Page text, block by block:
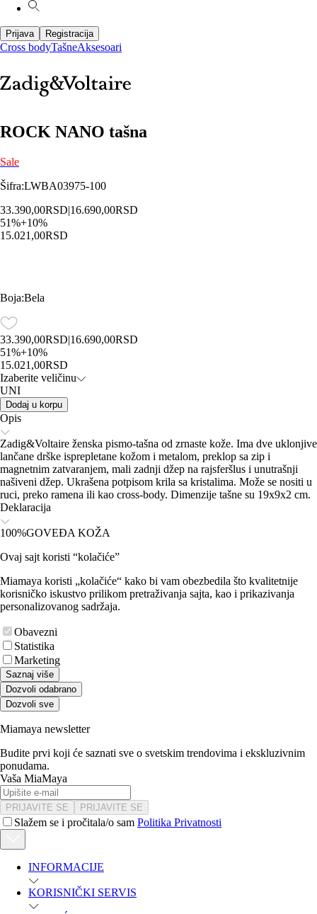
Prijava Registracija
Cross bodyTašneAksesoari
ROCK NANO tašna
Sale
Šifra:LWBA03975-100
33.390,00RSD|16.690,00RSD
51%+10%
15.021,00RSD
Boja:Bela
33.390,00RSD|16.690,00RSD
51%+10%
15.021,00RSD
Izaberite veličinu
UNI
Dodaj u korpu
Opis
Zadig&Voltaire ženska pismo-tašna od zrnaste kože. Ima dve uklonjive
lančane drške isprepletane kožom i metalom, preklop sa zip i
magnetnim zatvaranjem, mali zadnji džep na rajsferšlus i unutrašnji
našiveni džep. Ukrašena potpisom krila sa kristalima. Može se nositi u
ruci, preko ramena ili kao cross-body. Dimenzije tašne su 19x9x2 cm.
Deklaracija
100%GOVEĐA KOŽA
Ovaj sajt koristi “kolačiće”
Miamaya koristi „kolačiće“ kako bi vam obezbedila što kvalitetnije
korisničko iskustvo prilikom pretraživanja sajta, kao i prikazivanja
personalizovanog sadržaja.
Obavezni
Statistika
Marketing
Saznaj više
Dozvoli odabrano
Dozvoli sve
Miamaya newsletter
Budite prvi koji će saznati sve o svetskim trendovima i ekskluzivnim
ponudama.
Vaša MiaMaya
PRIJAVITE SE PRIJAVITE SE
Slažem se i pročitala/o sam Politika Privatnosti
INFORMACIJE
KORISNIČKI SERVIS